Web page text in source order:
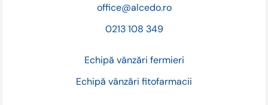
office@alcedo.ro
0213 108 349
Echipă vânzări fermieri
Echipă vânzări fitofarmacii